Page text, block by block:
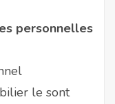
personnelles
le sont